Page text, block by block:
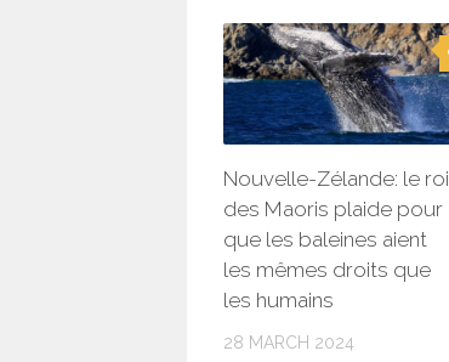
Nouvelle-Zélande: le roi
des Maoris plaide pour
que les baleines aient
les mêmes droits que
les humains
28 MARCH 2024